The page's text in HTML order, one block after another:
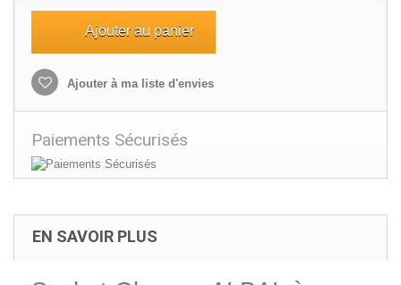
Ajouter au panier
Ajouter à ma liste d'envies
Paiements Sécurisés
EN SAVOIR PLUS